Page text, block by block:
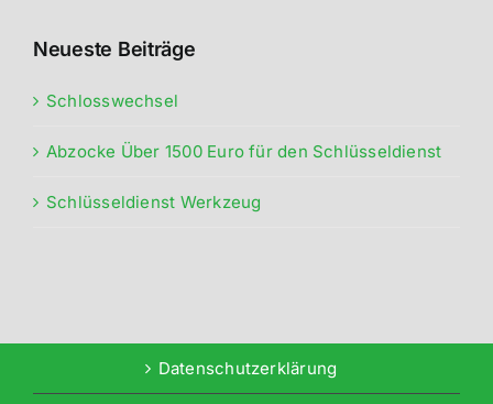
Neueste Beiträge
Schlosswechsel
Abzocke Über 1500 Euro für den Schlüsseldienst
Schlüsseldienst Werkzeug
Datenschutzerklärung